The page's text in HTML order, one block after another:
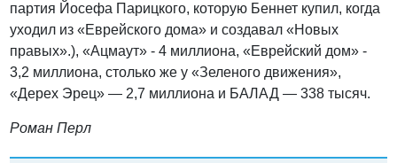
партия Йосефа Парицкого, которую Беннет купил, когда
уходил из «Еврейского дома» и создавал «Новых
правых».), «Ацмаут» - 4 миллиона, «Еврейский дом» -
3,2 миллиона, столько же у «Зеленого движения»,
«Дерех Эрец» — 2,7 миллиона и БАЛАД — 338 тысяч.
Роман Перл